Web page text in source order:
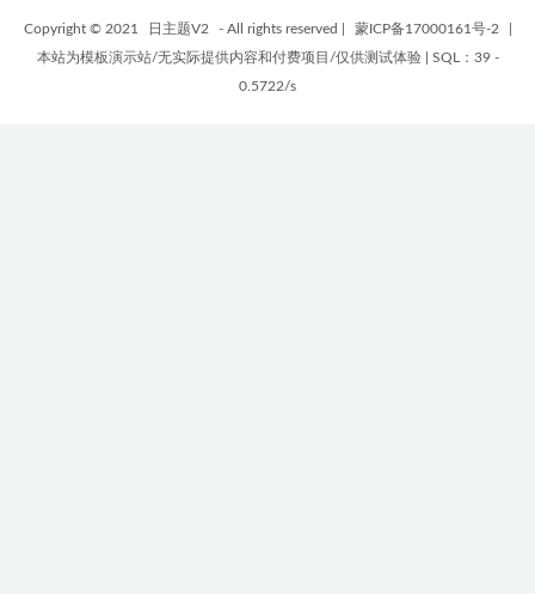
Copyright © 2021 日主题V2 - All rights reserved 蒙ICP备17000161号-2
本站为模板演示站/无实际提供内容和付费项目/仅供测试体验
SQL：39 -
0.5722/s